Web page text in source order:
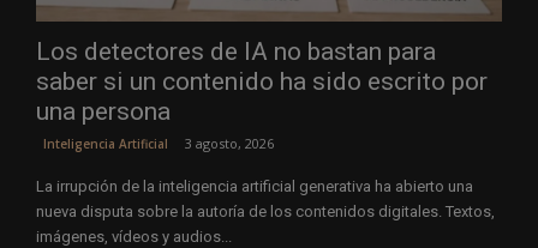
Los detectores de IA no bastan para
saber si un contenido ha sido escrito por
una persona
Inteligencia Artificial 3 agosto, 2026
La irrupción de la inteligencia artificial generativa ha abierto una
nueva disputa sobre la autoría de los contenidos digitales. Textos,
imágenes, vídeos y audios...